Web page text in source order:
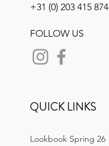
+31 (0) 203 415 874
FOLLOW US
QUICK LINKS
Lookbook Spring 26